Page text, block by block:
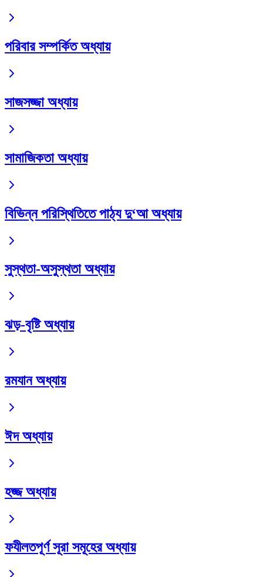
পরিবার সম্পর্কিত অধ্যায়
সাজসজ্জা অধ্যায়
সামাজিকতা অধ্যায়
বিভিন্ন পরিস্থিতিতে পাঠ্য দু‘আ অধ্যায়
সুস্থতা-অসুস্থতা অধ্যায়
ঝড়-বৃষ্টি অধ্যায়
রমযান অধ্যায়
ঈদ অধ্যায়
হজ্জ অধ্যায়
ফযীলতপূর্ণ সূরা সমূহের অধ্যায়